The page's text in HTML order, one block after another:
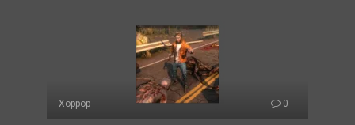
Хоррор 0